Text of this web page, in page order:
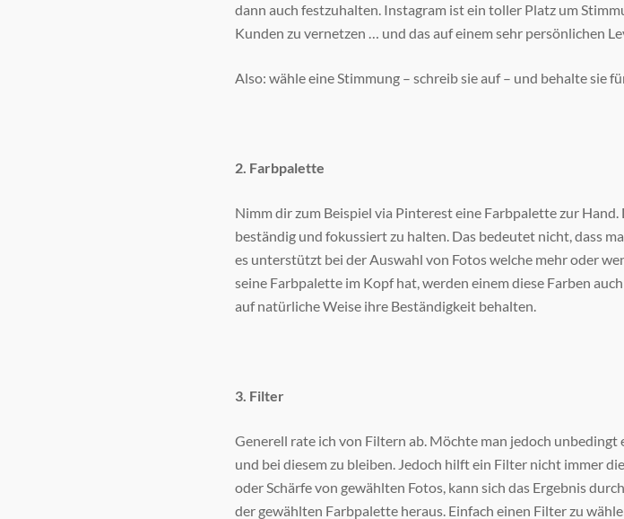
dann auch festzuhalten. Instagram ist ein toller Platz um
Kunden zu vernetzen … und das auf einem sehr persönlichen
Also: wähle eine Stimmung – schreib sie auf – und behalte sie
2. Farbpalette
Nimm dir zum Beispiel via Pinterest eine Farbpalette zur
beständig und fokussiert zu halten. Das bedeutet nicht, dass
es unterstützt bei der Auswahl von Fotos welche mehr oder
seine Farbpalette im Kopf hat, werden einem diese Farben
auf natürliche Weise ihre Beständigkeit behalten.
3. Filter
Generell rate ich von Filtern ab. Möchte man jedoch
und bei diesem zu bleiben. Jedoch hilft ein Filter nicht immer
oder Schärfe von gewählten Fotos, kann sich das Ergebnis
der gewählten Farbpalette heraus. Einfach einen Filter zu